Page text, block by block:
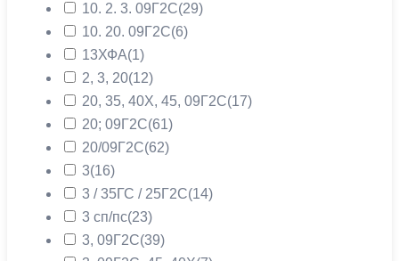
10. 2. 3. 09Г2С(29)
10. 20. 09Г2С(6)
13ХФА(1)
2, 3, 20(12)
20, 35, 40Х, 45, 09Г2С(17)
20; 09Г2С(61)
20/09Г2С(62)
3(16)
3 / 35ГС / 25Г2С(14)
3 сп/пс(23)
3, 09Г2С(39)